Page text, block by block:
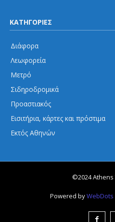
ΚΑΤΗΓΟΡΙΕΣ
Διάφορα
Λεωφορεία
Μετρό
Σιδηροδρομικά
Προαστιακός
Εισιτήρια, κάρτες και πρόστιμα
Εκτός Αθηνών
©2024
Powered byWebDots